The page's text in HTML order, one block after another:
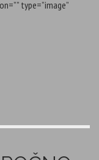
type=”image”